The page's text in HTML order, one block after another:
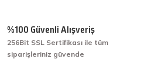
hakkıyla yapmak diye buna derim.
%100 Güvenli Alışveriş
256Bit SSL Sertifikası ile tüm
siparişleriniz güvende